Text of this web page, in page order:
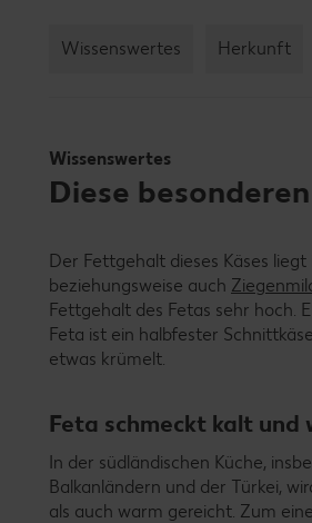
Wissenswertes Herkunft
Wissenswertes
Diese
Der Fettgehalt dieses Käses
beziehungsweise auch
Fettgehalt des Fetas sehr hoch.
Feta ist ein halbfester
etwas krümelt.
Feta schmeckt kalt und
In der südländischen Küche,
Balkanländern und der Türkei,
als auch warm gereicht. Zum